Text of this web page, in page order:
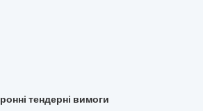
тендерні вимоги